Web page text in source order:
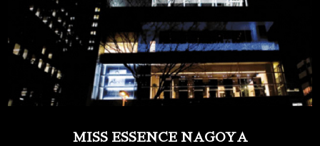
MISS ESSENCE NAGOYA